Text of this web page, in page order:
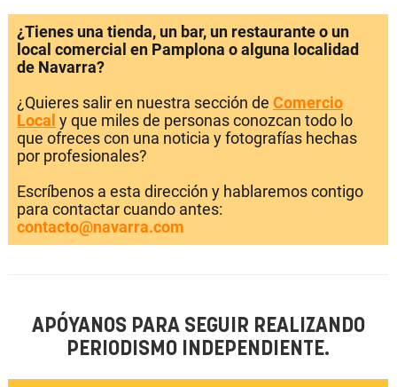
¿Tienes una tienda, un bar, un restaurante o un
local comercial en Pamplona o alguna localidad
de Navarra?
¿Quieres salir en nuestra sección de Comercio
Local y que miles de personas conozcan todo lo
que ofreces con una noticia y fotografías hechas
por profesionales?
Escríbenos a esta dirección y hablaremos contigo
para contactar cuando antes:
contacto@navarra.com
APÓYANOS PARA SEGUIR REALIZANDO
PERIODISMO INDEPENDIENTE.